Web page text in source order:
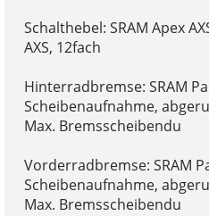
Schalthebel: SRAM Apex
AXS, 12fach
Hinterradbremse: SRAM
Scheibenaufnahme,
Max. Bremsscheibendu
Vorderradbremse: SRAM
Scheibenaufnahme,
Max. Bremsscheibendu